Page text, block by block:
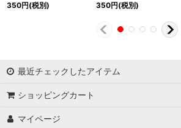
350円(税別)
350円(税別)
最近チェックしたアイテム
ショッピングカート
マイページ